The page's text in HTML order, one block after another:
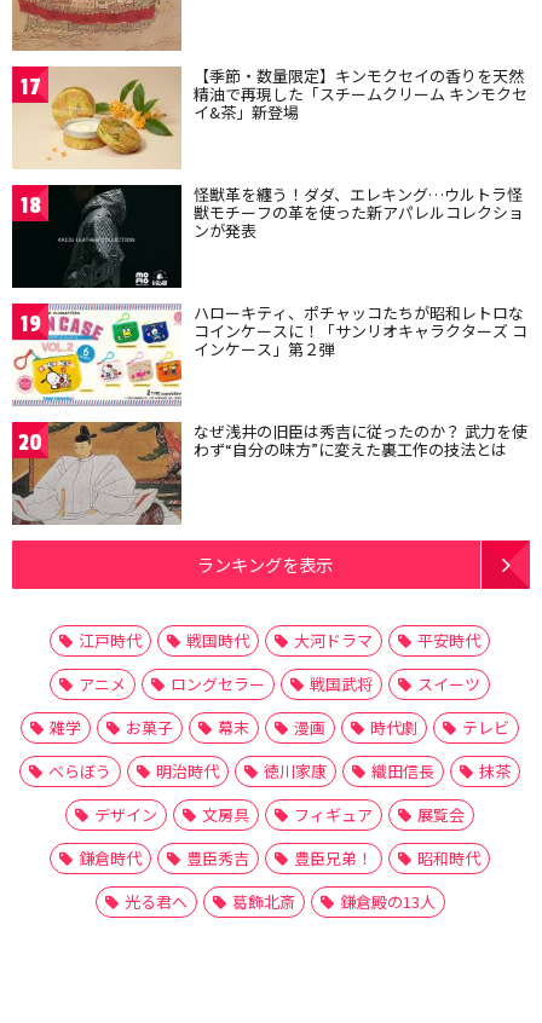
17 【季節・数量限定】キンモクセイの香りを天然
精油で再現した「スチームクリーム キンモクセ
イ&茶」新登場
18 怪獣革を纏う！ダダ、エレキング…ウルトラ怪
獣モチーフの革を使った新アパレルコレクショ
ンが発表
19 ハローキティ、ポチャッコたちが昭和レトロな
コインケースに！「サンリオキャラクターズ コ
インケース」第２弾
20 なぜ浅井の旧臣は秀吉に従ったのか？ 武力を使
わず“自分の味方”に変えた裏工作の技法とは
ランキングを表示
江戸時代 戦国時代 大河ドラマ
平安時代
アニメ
ロングセラー 戦国武将
スイーツ
雑学
お菓子 幕末 漫画 時代劇
テレビ
べらぼう
明治時代 徳川家康 織田信長
抹茶
デザイン
文房具 フィギュア
展覧会
鎌倉時代
豊臣秀吉 豊臣兄弟！
昭和時代
光る君へ
葛飾北斎 鎌倉殿の13人